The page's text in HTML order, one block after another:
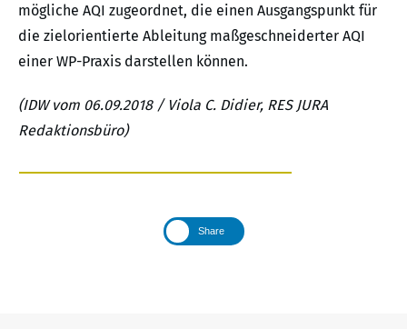
mögliche AQI zugeordnet, die einen Ausgangspunkt für
die zielorientierte Ableitung maßgeschneiderter AQI
einer WP-Praxis darstellen können.
(IDW vom 06.09.2018 / Viola C. Didier, RES JURA
Redaktionsbüro)
Share